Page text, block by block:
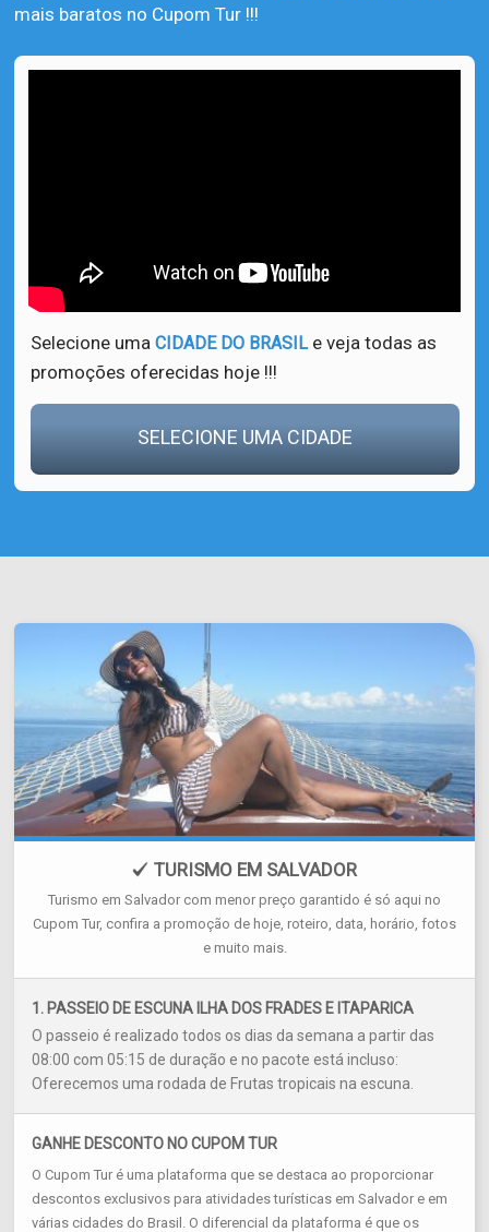
mais baratos no Cupom Tur !!!
Selecione uma CIDADE DO BRASILe veja todas as
promoções oferecidas hoje !!!
SELECIONE UMA CIDADE
TURISMO EM SALVADOR
Turismo em Salvador com menor preço garantido é só aqui no
Cupom Tur, confira a promoção de hoje, roteiro, data, horário, fotos
e muito mais.
1. PASSEIO DE ESCUNA ILHA DOS FRADES E ITAPARICA
O passeio é realizado todos os dias da semana a partir das
08:00 com 05:15 de duração e no pacote está incluso:
Oferecemos uma rodada de Frutas tropicais na escuna.
GANHE DESCONTO NO CUPOM TUR
O Cupom Tur é uma plataforma que se destaca ao proporcionar
descontos exclusivos para atividades turísticas em Salvador e em
várias cidades do Brasil. O diferencial da plataforma é que os